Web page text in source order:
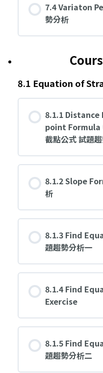
7.4 Variaton
勢分析
8.1 Equation of
8.1.1 Distance
point Formula
截點公式 試題
8.1.2 Slope
析
8.1.3 Find
題趨勢分析一
8.1.4 Find
Exercise
8.1.5 Find
題趨勢分析二